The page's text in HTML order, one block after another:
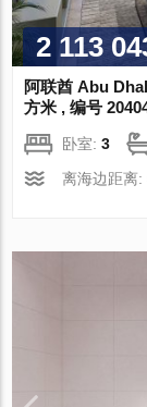
2 113
阿联酋 Abu
方米 , 编号
卧室:3
离海边距离: